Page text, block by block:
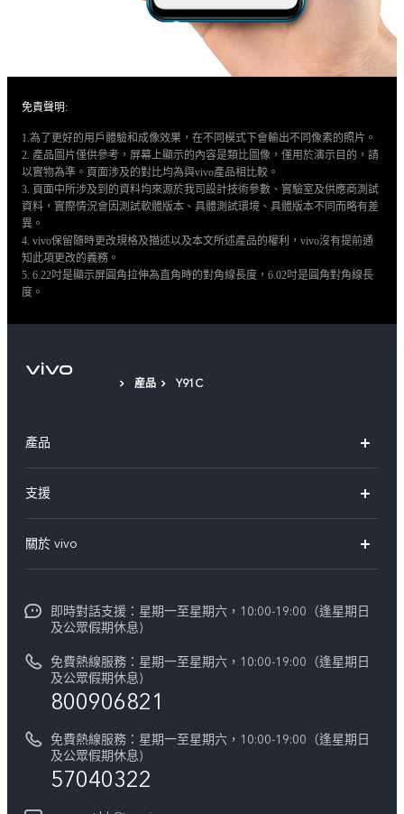
免責聲明:
1.為了更好的用戶體驗和成像效果，在不同模式下會輸出不同像素的照片。
2. 產品圖片僅供參考，屏幕上顯示的內容是類比圖像，僅用於演示目的，請
以實物為準。頁面涉及的對比均為與vivo產品相比較。
3. 頁面中所涉及到的資料均來源於我司設計技術參數、實驗室及供應商測試
資料，實際情況會因測試軟體版本、具體測試環境、具體版本不同而略有差
異。
4. vivo保留隨時更改規格及描述以及本文所述產品的權利，vivo沒有提前通
知此項更改的義務。
5. 6.22吋是顯示屏圓角拉伸為直角時的對角線長度，6.02吋是圓角對角線長
度。
産品 Y91C
產品
X300
Y21d
支援
服務中心
Funtouch OS
系統升級
零配件價格查詢
IMEI 碼驗證
維修進度
保修條款
關於 vivo
新聞資訊
vivo工作
法律聲明
vivo 私隱中心
即時對話支援：星期一至星期六，10:00-19:00（逢星期日
及公眾假期休息)
免費熱線服務：星期一至星期六，10:00-19:00（逢星期日
及公眾假期休息)
800906821
免費熱線服務：星期一至星期六，10:00-19:00（逢星期日
及公眾假期休息)
57040322